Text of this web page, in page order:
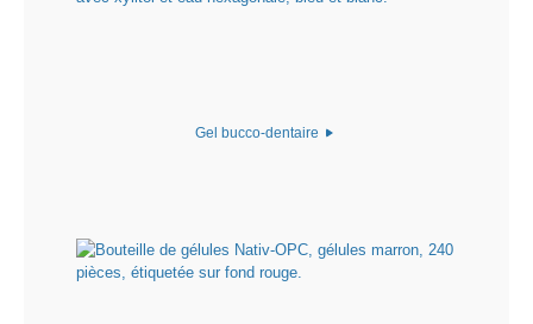
Gel bucco-dentaire